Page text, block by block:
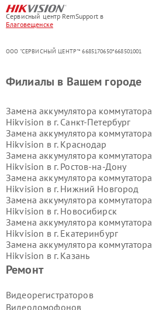
Сервисный центр RemSupport в
Благовещенске
ООО "СЕРВИСНЫЙ ЦЕНТР"* 6685170650*668501001
Ремонт
Видеорегистраторов
Видеодомофонов
Филиалы в Вашем городе
Замена аккумулятора коммутатора
Hikvision в г. Санкт-Петербург
Замена аккумулятора коммутатора
Hikvision в г. Краснодар
Замена аккумулятора коммутатора
Hikvision в г. Ростов-на-Дону
Замена аккумулятора коммутатора
Hikvision в г. Нижний Новгород
Замена аккумулятора коммутатора
Hikvision в г. Новосибирск
Замена аккумулятора коммутатора
Hikvision в г. Екатеринбург
Замена аккумулятора коммутатора
Hikvision в г. Казань
Замена аккумулятора коммутатора
Замена аккумулятора коммутатора
Hikvision в г.Волгоград